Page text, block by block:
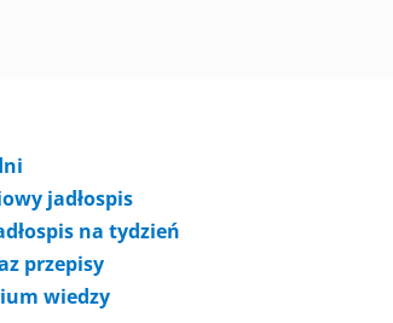
jadłospis
na tydzień
przepisy
wiedzy